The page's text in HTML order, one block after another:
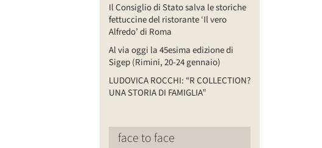
Il Consiglio di Stato salva le storiche
fettuccine del ristorante ‘Il vero
Alfredo’ di Roma
Al via oggi la 45esima edizione di
Sigep (Rimini, 20-24 gennaio)
LUDOVICA ROCCHI: “R COLLECTION?
UNA STORIA DI FAMIGLIA”
face to face